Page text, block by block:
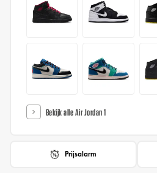
Bekijk alle Air Jordan 1
Prijsalarm